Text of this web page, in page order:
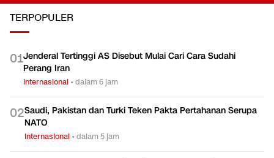
TERPOPULER
01Jenderal Tertinggi AS Disebut Mulai Cari Cara Sudahi
Perang Iran
Internasional •dalam 6 jam
02Saudi, Pakistan dan Turki Teken Pakta Pertahanan Serupa
NATO
Internasional •dalam 5 jam